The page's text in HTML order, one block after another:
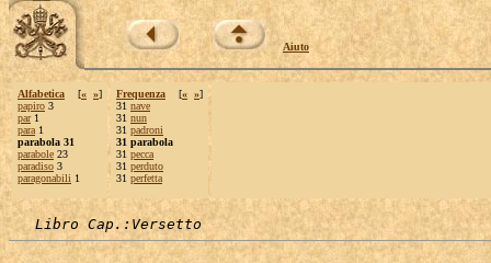
Aiuto
Alfabetica [« »]
papiro 3
par1
para 1
parabola 31
parabole 23
paradiso 3
paragonabili 1
Frequenza [« »]
31 nave
31 nun
31 padroni
31 parabola
31 pecca
31 perduto
31 perfetta
Libro Cap.:Versetto